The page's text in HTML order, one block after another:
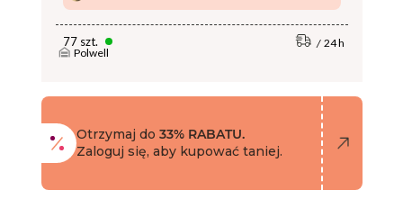
77 szt.
Polwell
24 h
Otrzymaj do 33% RABATU.
Zaloguj się, aby kupować taniej.